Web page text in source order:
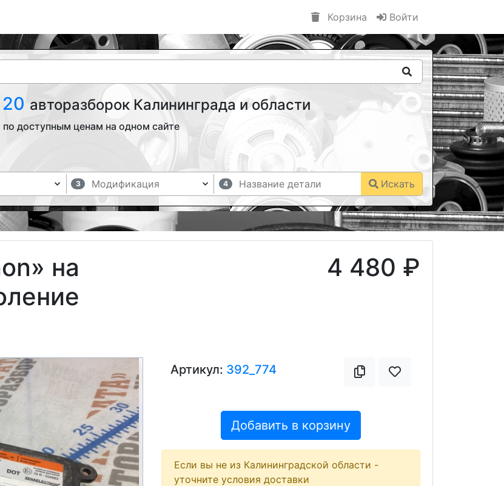
Корзина Войти
20 авторазборок Калининграда и области
по доступным ценам на одном сайте
3 4 Искать
на
4 480 ₽
Артикул: 392_774
Добавить в корзину
Если вы не из Калининградской области -
уточните условия доставки